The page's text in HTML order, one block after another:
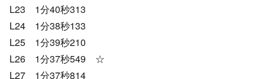
L23 1分40秒313
L24 1分38秒133
L25 1分39秒210
L26 1分37秒549 ☆
L27 1分37秒814